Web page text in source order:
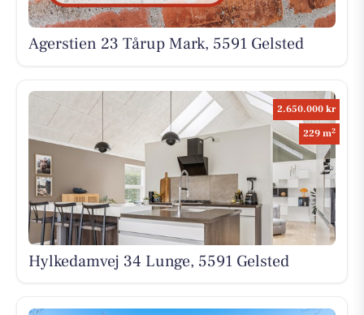
Agerstien 23 Tårup Mark, 5591 Gelsted
2.650.000 kr
229 m2
Hylkedamvej 34 Lunge, 5591 Gelsted